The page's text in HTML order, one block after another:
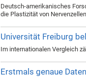
Deutsch-amerikanisches
die Plastizität von
Universität Freiburg
Im internationalen Vergleich
Erstmals genaue